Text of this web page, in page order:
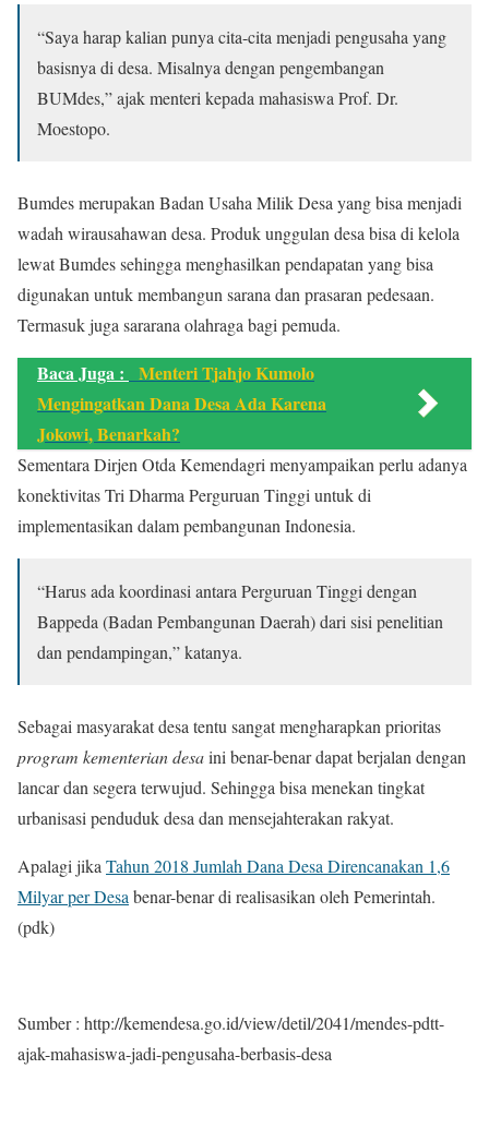
“Saya harap kalian punya cita-cita menjadi pengusaha yang
basisnya di desa. Misalnya dengan pengembangan
BUMdes,” ajak menteri kepada mahasiswa Prof. Dr.
Moestopo.
Bumdes merupakan Badan Usaha Milik Desa yang bisa menjadi
wadah wirausahawan desa. Produk unggulan desa bisa di kelola
lewat Bumdes sehingga menghasilkan pendapatan yang bisa
digunakan untuk membangun sarana dan prasaran pedesaan.
Termasuk juga sararana olahraga bagi pemuda.
Baca Juga :
Menteri Tjahjo Kumolo
Mengingatkan Dana Desa Ada Karena
Jokowi, Benarkah?
Sementara Dirjen Otda Kemendagri menyampaikan perlu adanya
konektivitas Tri Dharma Perguruan Tinggi untuk di
implementasikan dalam pembangunan Indonesia.
“Harus ada koordinasi antara Perguruan Tinggi dengan
Bappeda (Badan Pembangunan Daerah) dari sisi penelitian
dan pendampingan,” katanya.
Sebagai masyarakat desa tentu sangat mengharapkan prioritas
program kementerian desaini benar-benar dapat berjalan dengan
lancar dan segera terwujud. Sehingga bisa menekan tingkat
urbanisasi penduduk desa dan mensejahterakan rakyat.
Apalagi jika Tahun 2018 Jumlah Dana Desa Direncanakan 1,6
Milyar per Desa benar-benar di realisasikan oleh Pemerintah.
(pdk)
Sumber : http://kemendesa.go.id/view/detil/2041/mendes-pdtt-
ajak-mahasiswa-jadi-pengusaha-berbasis-desa